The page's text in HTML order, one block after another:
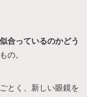
似合っているのかどう
の。
とく、新しい眼鏡を